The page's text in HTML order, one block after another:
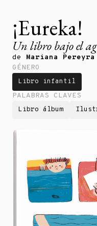
¡Eureka!
Un libro bajo el
de
Mariana
GÉNERO
Libro infantil
PALABRAS CLAVES
Libro álbum